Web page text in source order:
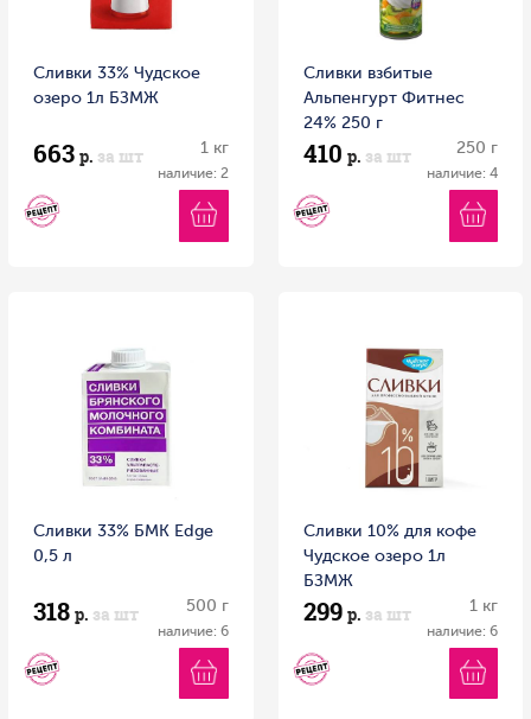
Сливки 33% Чудское
озеро 1л БЗМЖ
663 р. за шт 1 кг
наличие: 2
Сливки взбитые
Альпенгурт Фитнес
24% 250 г
410 р. за шт 250 г
наличие: 4
Сливки 33% БМК Edge
0,5 л
318 р. за шт 500 г
наличие: 6
Сливки 10% для кофе
Чудское озеро 1л
БЗМЖ
299 р. за шт 1 кг
наличие: 6